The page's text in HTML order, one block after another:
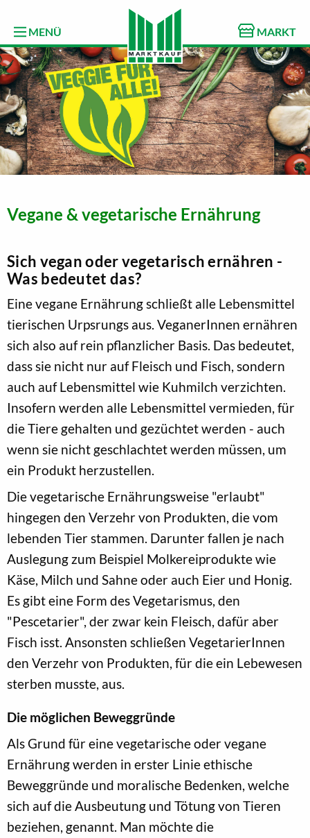
MENÜ MARKT
Vegane & vegetarische Ernährung
Sich vegan oder vegetarisch ernähren -
Was bedeutet das?
Eine vegane Ernährung schließt alle Lebensmittel
tierischen Urpsrungs aus. VeganerInnen ernähren
sich also auf rein pflanzlicher Basis. Das bedeutet,
dass sie nicht nur auf Fleisch und Fisch, sondern
auch auf Lebensmittel wie Kuhmilch verzichten.
Insofern werden alle Lebensmittel vermieden, für
die Tiere gehalten und gezüchtet werden - auch
wenn sie nicht geschlachtet werden müssen, um
ein Produkt herzustellen.
Die vegetarische Ernährungsweise "erlaubt"
hingegen den Verzehr von Produkten, die vom
lebenden Tier stammen. Darunter fallen je nach
Auslegung zum Beispiel Molkereiprodukte wie
Käse, Milch und Sahne oder auch Eier und Honig.
Es gibt eine Form des Vegetarismus, den
"Pescetarier", der zwar kein Fleisch, dafür aber
Fisch isst. Ansonsten schließen VegetarierInnen
den Verzehr von Produkten, für die ein Lebewesen
sterben musste, aus.
Die möglichen Beweggründe
Als Grund für eine vegetarische oder vegane
Ernährung werden in erster Linie ethische
Beweggründe und moralische Bedenken, welche
sich auf die Ausbeutung und Tötung von Tieren
beziehen, genannt. Man möchte die